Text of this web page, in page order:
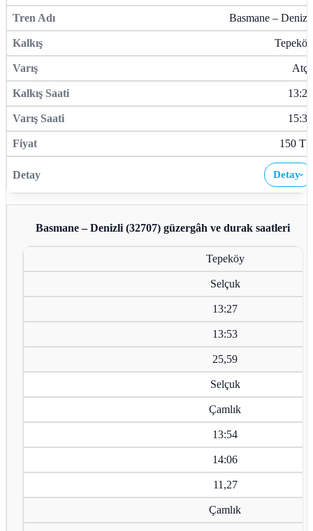
Basmane – Denizli
Tepeköy
Atça
13:27
15:32
150 TL
Detay›
Basmane – Denizli (32707) güzergâh ve durak saatleri
Tepeköy
Selçuk
13:27
13:53
25,59
Selçuk
Çamlık
13:54
14:06
11,27
Çamlık